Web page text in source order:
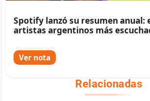
Spotify lanzó su resumen anual:
artistas argentinos más
Ver nota
Relacionadas